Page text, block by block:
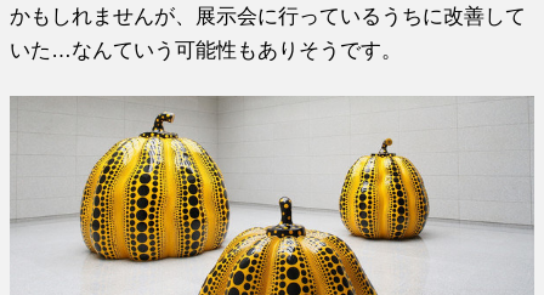
かもしれませんが、展示会に行っているうちに改善して
いた …なんていう可能性もありそうです。